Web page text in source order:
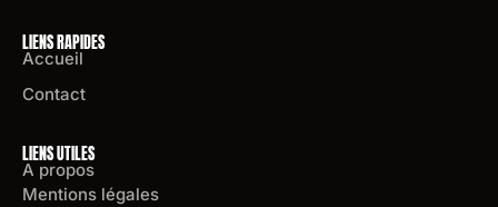
LIENS RAPIDES
Accueil
Contact
LIENS UTILES
A propos
Mentions légales